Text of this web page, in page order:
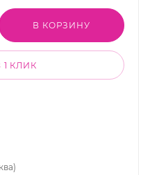
В КОРЗИНУ
1 КЛИК